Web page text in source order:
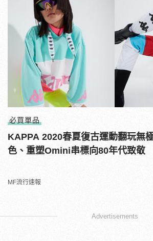
必買單品
KAPPA 2020春夏復古運動翻玩無
色、重塑Omini串標向80年代致敬
MF流行速報
Advertisements